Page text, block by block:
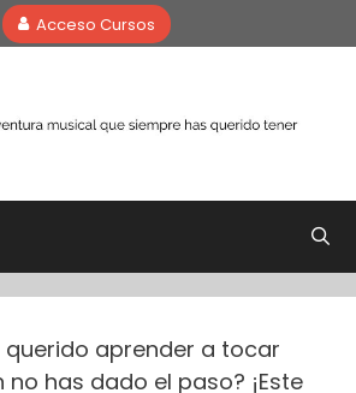
Acceso Cursos
querido aprender a tocar
has dado el paso? ¡Este